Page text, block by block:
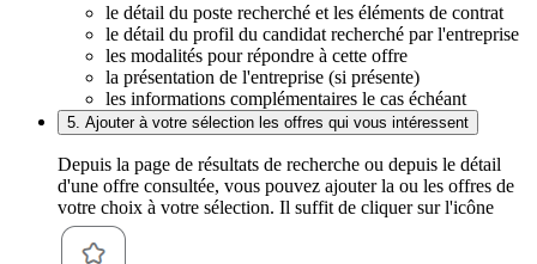
le détail du poste recherché et les éléments de contrat
le détail du profil du candidat recherché par l'entreprise
les modalités pour répondre à cette offre
la présentation de l'entreprise (si présente)
les informations complémentaires le cas échéant
5. Ajouter à votre sélection les offres qui vous intéressent
Depuis la page de résultats de recherche ou depuis le détail
d'une offre consultée, vous pouvez ajouter la ou les offres de
votre choix à votre sélection. Il suffit de cliquer sur l'icône